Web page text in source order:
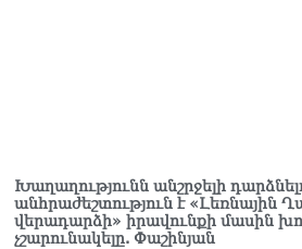
Խաղաղությունն անշրջելի
անհրաժեշտություն է «Լեռնային
վերադարձի» իրավունքի մասին
չշարունակելը. Փաշինյան